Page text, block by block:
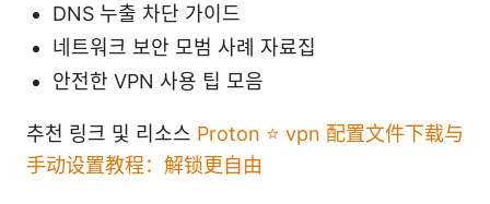
DNS 누출 차단 가이드
네트워크 보안 모범 사례 자료집
안전한 VPN 사용 팁 모음
추천 링크 및 리소스 Proton ⭐ vpn 配置文件下载与
手动设置教程：解锁更自由